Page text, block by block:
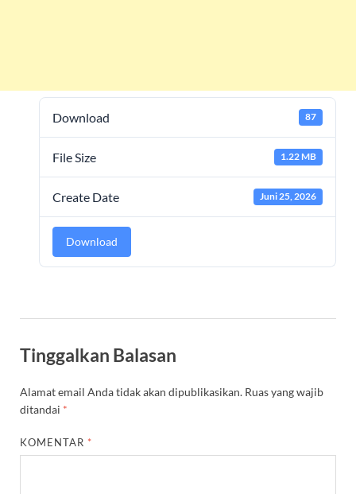
Download 87
File Size 1.22 MB
Create Date Juni 25, 2026
Download
Tinggalkan Balasan
Alamat email Anda tidak akan dipublikasikan. Ruas yang wajib
ditandai *
KOMENTAR *